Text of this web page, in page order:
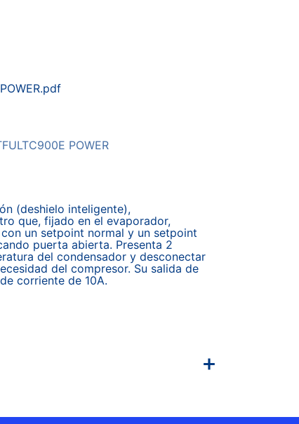
POWER
(deshielo inteligente),
que, fijado en el evaporador,
un setpoint normal y un setpoint
puerta abierta. Presenta 2
del condensador y desconectar
del compresor. Su salida de
corriente de 10A.